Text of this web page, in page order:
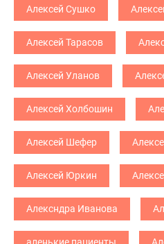
Алексей Сушко
Алексей Тарасов
Алексей Уланов
Алексей Холбошин
Алексей Шефер
Алексей Юркин
Алексндра Иванова